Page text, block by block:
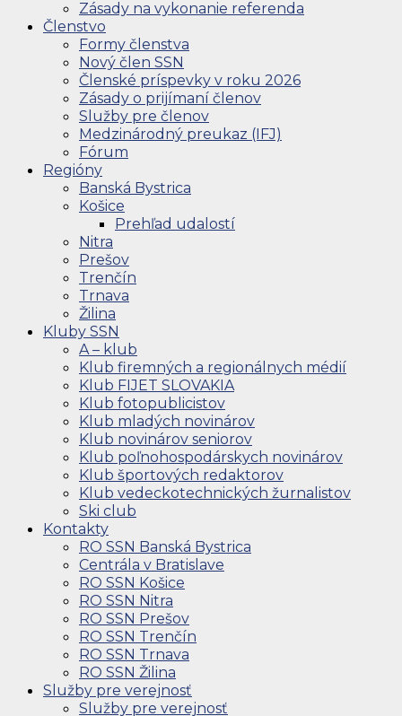
Zásady na vykonanie referenda
Členstvo
Formy členstva
Nový člen SSN
Členské príspevky v roku 2026
Zásady o prijímaní členov
Služby pre členov
Medzinárodný preukaz (IFJ)
Fórum
Regióny
Banská Bystrica
Košice
Prehľad udalostí
Nitra
Prešov
Trenčín
Trnava
Žilina
Kluby SSN
A – klub
Klub firemných a regionálnych médií
Klub FIJET SLOVAKIA
Klub fotopublicistov
Klub mladých novinárov
Klub novinárov seniorov
Klub poľnohospodárskych novinárov
Klub športových redaktorov
Klub vedeckotechnických žurnalistov
Ski club
Kontakty
RO SSN Banská Bystrica
Centrála v Bratislave
RO SSN Košice
RO SSN Nitra
RO SSN Prešov
RO SSN Trenčín
RO SSN Trnava
RO SSN Žilina
Služby pre verejnosť
Služby pre verejnosť